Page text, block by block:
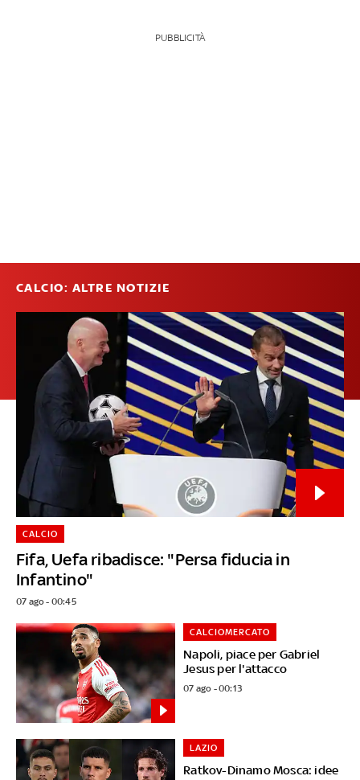
PUBBLICITÀ
CALCIO: ALTRE NOTIZIE
Fifa, Uefa ribadisce: "Persa fiducia in
Infantino"
CALCIO
07 ago - 00:45
Napoli, piace per Gabriel
Jesus per l'attacco
CALCIOMERCATO
07 ago - 00:13
Ratkov-Dinamo Mosca: idee
LAZIO